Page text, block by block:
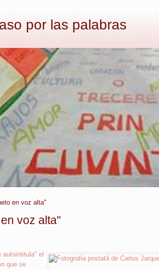
por las palabras
en voz alta"
voz alta"
autointitula" el
que se